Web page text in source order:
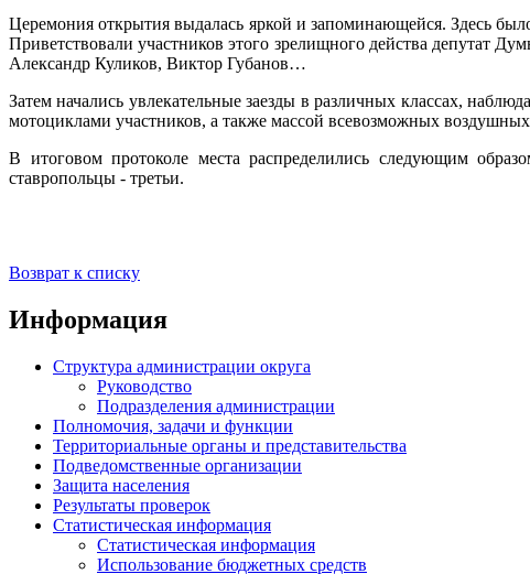
Церемония открытия выдалась яркой и запоминающейся. Здесь
Приветствовали участников этого зрелищного действа депутат
Александр Куликов, Виктор Губанов…
Затем начались увлекательные заезды в различных классах,
мотоциклами участников, а также массой всевозможных
В итоговом протоколе места распределились следующим
ставропольцы - третьи.
Возврат к списку
Информация
Структура администрации округа
Руководство
Подразделения администрации
Полномочия, задачи и функции
Территориальные органы и представительства
Подведомственные организации
Защита населения
Результаты проверок
Статистическая информация
Статистическая информация
Использование бюджетных средств